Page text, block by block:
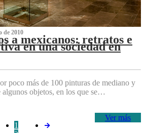
de 2010
a mexicanos: retratos e
en una sociedad en
poco más de 100 pinturas de mediano y
algunos objetos, en los que se…
Ver más
1